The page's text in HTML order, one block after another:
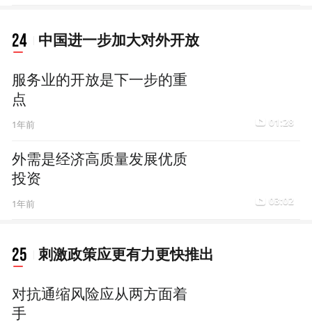
24 中国进一步加大对外开放
服务业的开放是下一步的重
点
1年前 01:28
外需是经济高质量发展优质
投资
1年前 03:02
25 刺激政策应更有力更快推出
对抗通缩风险应从两方面着
手